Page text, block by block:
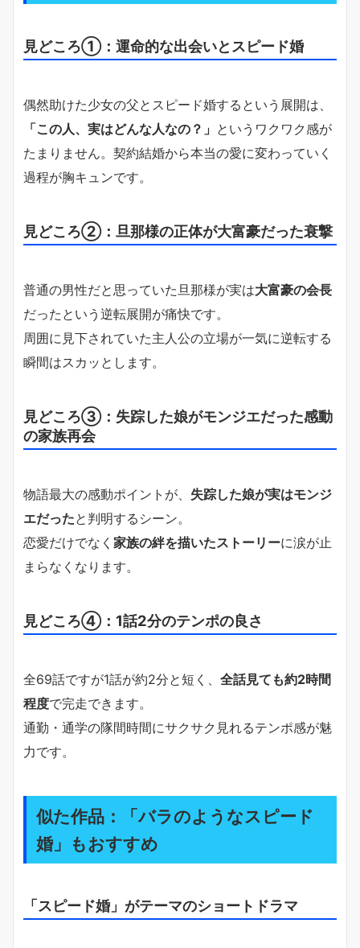
見どころ①：運命的な出会いとスピード婚
偶然助けた少女の父とスピード婚するという展開は、
「この人、実はどんな人なの？」 というワクワク感が
たまりません。契約結婚から本当の愛に変わっていく
過程が胸キュンです。
見どころ②：旦那様の正体が大富豪だった衰撃
普通の男性だと思っていた旦那様が実は大富豪の会長
だったという逆転展開が痛快です。
周囲に見下されていた主人公の立場が一気に逆転する
瞬間はスカッとします。
見どころ③：失踪した娘がモンジエだった感動
の家族再会
物語最大の感動ポイントが、 失踪した娘が実はモンジ
エだったと判明するシーン。
恋愛だけでなく 家族の絆を描いたストーリーに涙が止
まらなくなります。
見どころ④：1話2分のテンポの良さ
全69話ですが1話が約2分と短く、 全話見ても約2時間
程度で完走できます。
通勤・通学の隊間時間にサクサク見れるテンポ感が魅
力です。
似た作品：「バラのようなスピード
婚」もおすすめ
「スピード婚」がテーマのショートドラマ